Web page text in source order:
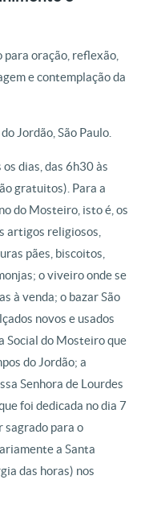
para oração, reflexão,
e contemplação da
Jordão, São Paulo.
dias, das 6h30 às
gratuitos). Para a
do Mosteiro, isto é, os
artigos religiosos,
pães, biscoitos,
o viveiro onde se
à venda; o bazar São
novos e usados
Social do Mosteiro que
do Jordão; a
Senhora de Lourdes
foi dedicada no dia 7
sagrado para o
a Santa
das horas) nos